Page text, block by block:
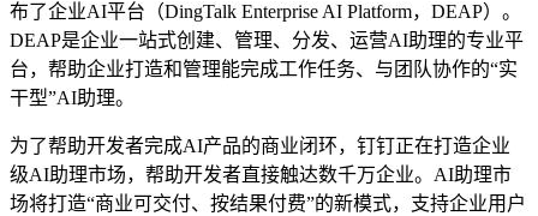
布了企业AI平台（DingTalk Enterprise AI Platform，DEAP）。
DEAP是企业一站式创建、管理、分发、运营AI助理的专业平
台，帮助企业打造和管理能完成工作任务、与团队协作的“实
干型”AI助理。
为了帮助开发者完成AI产品的商业闭环，钉钉正在打造企业
级AI助理市场，帮助开发者直接触达数千万企业。AI助理市
场将打造“商业可交付、按结果付费”的新模式，支持企业用户